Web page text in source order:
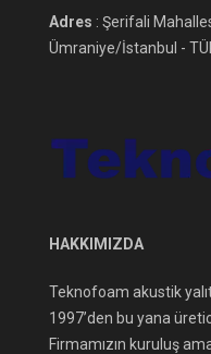
Adres : Şerifali
Ümraniye/İstanbul -
HAKKIMIZDA
Teknofoam akustik
1997’den bu yana
Firmamızın kuruluş